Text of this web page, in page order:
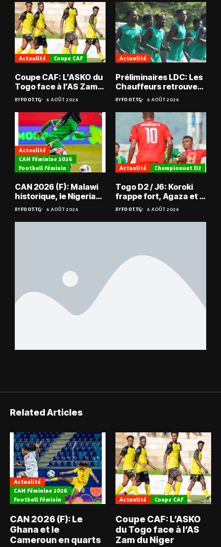
Actualité Coupe CAF
Coupe CAF: L’ASKO du
Togo face à l’AS Zam
du Niger
BYFOOT.TG 6 AOÛT 2026
Actualité
Préliminaires LDC: Les
Chauffeurs retrouvent
les Mimos
BYFOOT.TG 6 AOÛT 2026
Actualité
CAN Féminine 2026
Football Féminin
CAN 2026 (F): Malawi
historique, le Nigeria
sauvé, la Zambie
éliminée
BYFOOT.TG 6 AOÛT 2026
Actualité Championnat D2
Togo D2 / J6: Koroki
frappe fort, Agaza et la
JCA assurent,
suspense avant Sara
FC – Doumbé FC
BYFOOT.TG 6 AOÛT 2026
Related Articles
Actualité
CAN Féminine 2026
Football Féminin
CAN 2026 (F): Le
Ghana et le
Cameroun en quarts
Actualité Coupe CAF
Coupe CAF: L’ASKO
du Togo face à l’AS
Zam du Niger